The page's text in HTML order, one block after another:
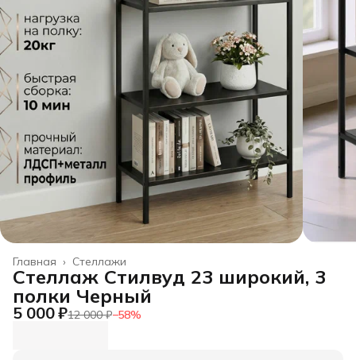
Стеллажи
Главная ›
Стеллаж Стилвуд 23 широкий, 3
полки Черный
5 000 ₽12 000 ₽−58%